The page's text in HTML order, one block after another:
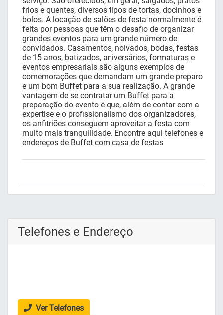
frios e quentes, diversos tipos de tortas, docinhos e
bolos. A locação de salões de festa normalmente é
feita por pessoas que têm o desafio de organizar
grandes eventos para um grande número de
convidados. Casamentos, noivados, bodas, festas
de 15 anos, batizados, aniversários, formaturas e
eventos empresariais são alguns exemplos de
comemorações que demandam um grande preparo
e um bom Buffet para a sua realização. A grande
vantagem de se contratar um Buffet para a
preparação do evento é que, além de contar com a
expertise e o profissionalismo dos organizadores,
os anfitriões conseguem aproveitar a festa com
muito mais tranquilidade. Encontre aqui telefones e
endereços de Buffet com casa de festas
Telefones e Endereço
Ver Telefones